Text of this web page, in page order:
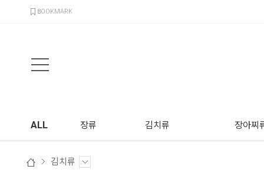
BOOKMARK
ALL 장류 김치류 장아찌
김치류